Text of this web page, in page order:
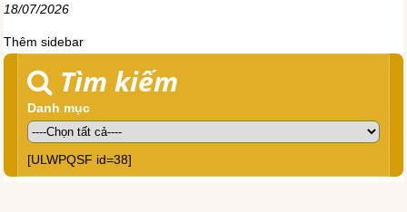
18/07/2026
Thêm sidebar
Tìm kiếm
Danh mục
[ULWPQSF id=38]